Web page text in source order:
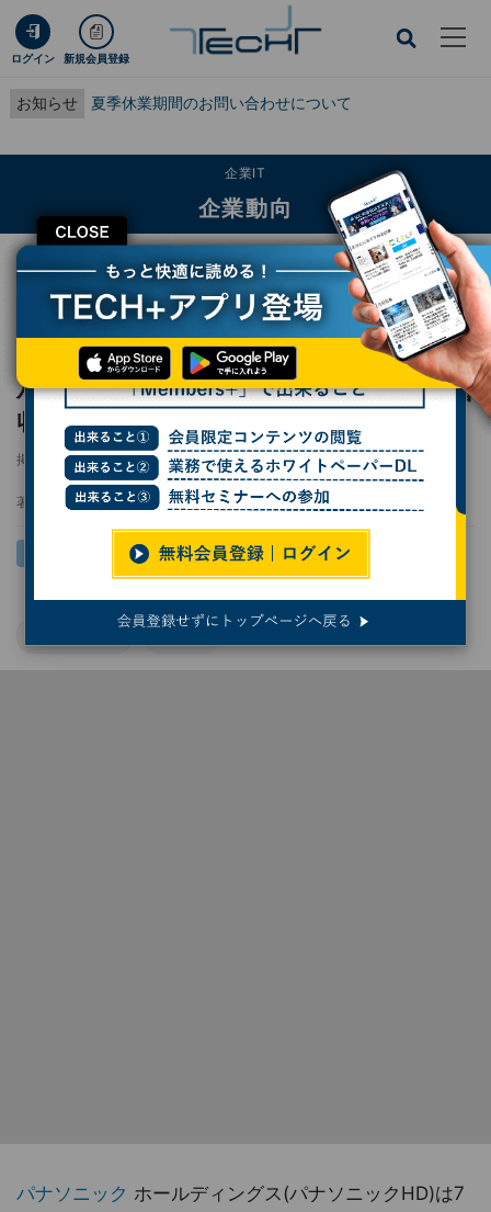
ログイン 新規会員登録
お知らせ 夏季休業期間のお問い合わせについて
CLOSE
企業IT
企業動向
TECH+ 企業IT
企業動向
パナソニックHD、4～6月期はPAS影響除き増収増益に - 生成AI関連事業が牽引
パナソニックHD、4～6月期はPAS影響除き増
収増益に - 生成AI関連事業が牽引
掲載日 2025/07/31 16:57
著者： 鶴海大輔
パナソニック ホールディングス(パナソニックHD)は7